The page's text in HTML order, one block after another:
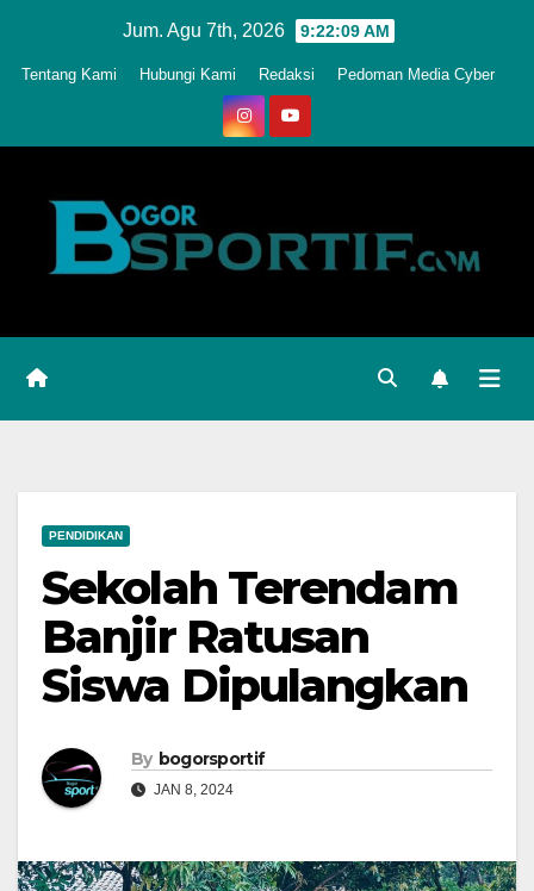
Jum. Agu 7th, 2026 9:22:12 AM
Tentang Kami Hubungi Kami Redaksi Pedoman Media Cyber
PENDIDIKAN
Sekolah Terendam
Banjir Ratusan
Siswa Dipulangkan
By bogorsportif
JAN 8, 2024